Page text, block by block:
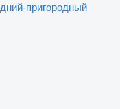
пригородный